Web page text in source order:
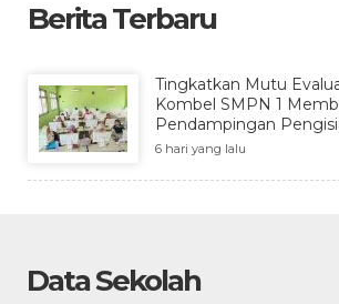
Berita Terbaru
Tingkatkan Mutu
Kombel SMPN 1
Pendampingan
6 hari yang lalu
Data Sekolah